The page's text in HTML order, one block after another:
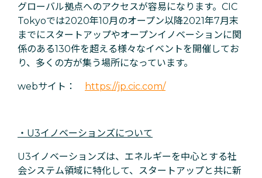
グローバル拠点へのアクセスが容易になります。CIC
Tokyoでは2020年10月のオープン以降2021年7月末
までにスタートアップやオープンイノベーションに関
係のある130件を超える様々なイベントを開催してお
り、多くの方が集う場所になっています。
webサイト： https://jp.cic.com/
・U3イノベーションズについて
U3イノベーションズは、エネルギーを中心とする社
会システム領域に特化して、スタートアップと共に新